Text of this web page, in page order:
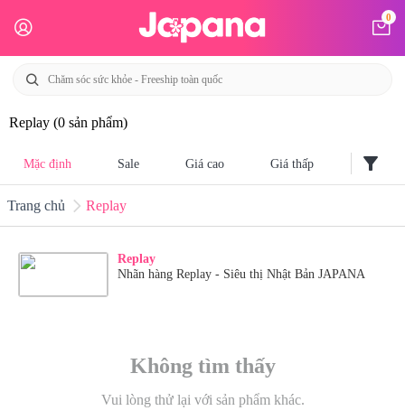
0
Replay (0 sản phẩm)
Mặc định Sale Giá cao Giá thấp filter_alt
Trang chủ Replay
Replay
Nhãn hàng Replay - Siêu thị Nhật Bản JAPANA
Không tìm thấy
Vui lòng thử lại với sản phẩm khác.